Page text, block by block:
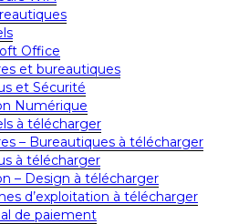
Office
et bureautiques
et Sécurité
Numérique
à télécharger
– Bureautiques à télécharger
à télécharger
– Design à télécharger
d’exploitation à télécharger
de paiement